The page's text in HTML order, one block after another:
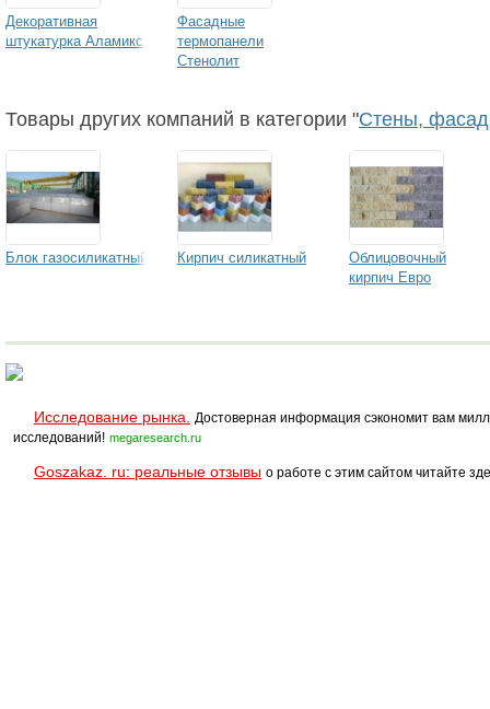
Декоративная
штукатурка Аламикс
Фасадные
термопанели
Стенолит
Товары других компаний в категории "Стены,
Блок газосиликатный Кирпич силикатный
Облицовочный
кирпич Евро
Исследование рынка.
Достоверная информация сэкономит вам
исследований! megaresearch.ru
Goszakaz. ru: реальные отзывы о работе с этим сайтом читайте